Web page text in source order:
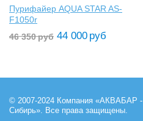
Пурифайер AQUA STAR AS-
F1050r
46 350руб 44 000 руб
© 2007-2024 Компания «АКВАБАР -
Сибирь». Все права защищены.